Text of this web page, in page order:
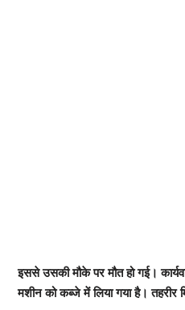
इससे उसकी मौके पर मौत हो गई।
मशीन को कब्जे में लिया गया है। तहरीर